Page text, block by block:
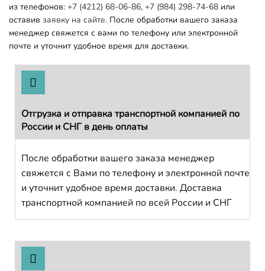
из телефонов: +7 (4212) 68-06-86, +7 (984) 298-74-68 или
оставив заявку на сайте. После обработки вашего заказа
менеджер свяжется с вами по телефону или электронной
почте и уточнит удобное время для доставки.
Отгрузка и отправка транспортной компанией по
России и СНГ в день оплаты
После обработки вашего заказа менеджер
свяжется с Вами по телефону и электронной почте
и уточнит удобное время доставки. Доставка
транспортной компанией по всей России и СНГ